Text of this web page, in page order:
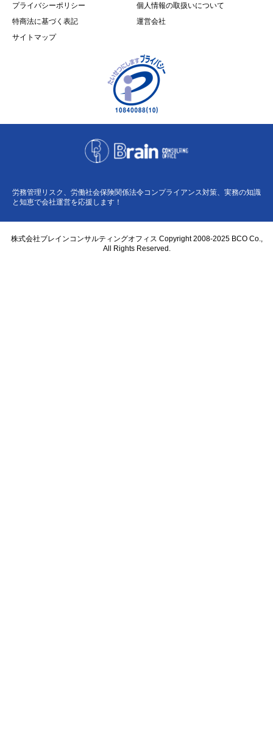
プライバシーポリシー
個人情報の取扱いについて
特商法に基づく表記
運営会社
サイトマップ
労務管理リスク、労働社会保険関係法令コンプライアンス対策、実務の知識
と知恵で会社運営を応援します！
株式会社ブレインコンサルティングオフィス Copyright 2008-2025 BCO Co.,
All Rights Reserved.